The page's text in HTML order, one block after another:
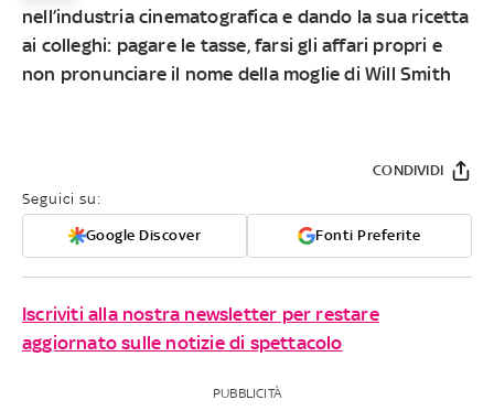
nell’industria cinematografica e dando la sua ricetta
ai colleghi: pagare le tasse, farsi gli affari propri e
non pronunciare il nome della moglie di Will Smith
Seguici su:
Google Discover Fonti Preferite
CONDIVIDI
Iscriviti alla nostra newsletter per restare
aggiornato sulle notizie di spettacolo
PUBBLICITÀ